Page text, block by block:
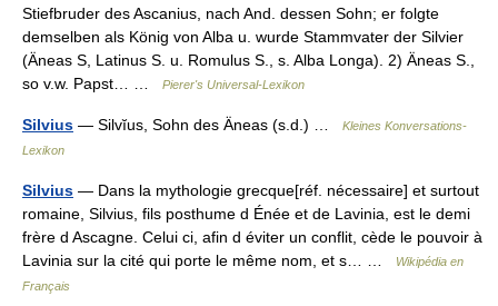
Stiefbruder des Ascanius, nach And. dessen Sohn; er folgte
demselben als König von Alba u. wurde Stammvater der Silvier
(Äneas S, Latinus S. u. Romulus S., s. Alba Longa). 2) Äneas S.,
so v.w. Papst… …
Pierer's Universal-Lexikon
Silvius — Silvĭus, Sohn des Äneas (s.d.) …
Kleines Konversations-
Lexikon
Silvius — Dans la mythologie grecque[réf. nécessaire] et surtout
romaine, Silvius, fils posthume d Énée et de Lavinia, est le demi
frère d Ascagne. Celui ci, afin d éviter un conflit, cède le pouvoir à
Lavinia sur la cité qui porte le même nom, et s… …
Wikipédia en
Français